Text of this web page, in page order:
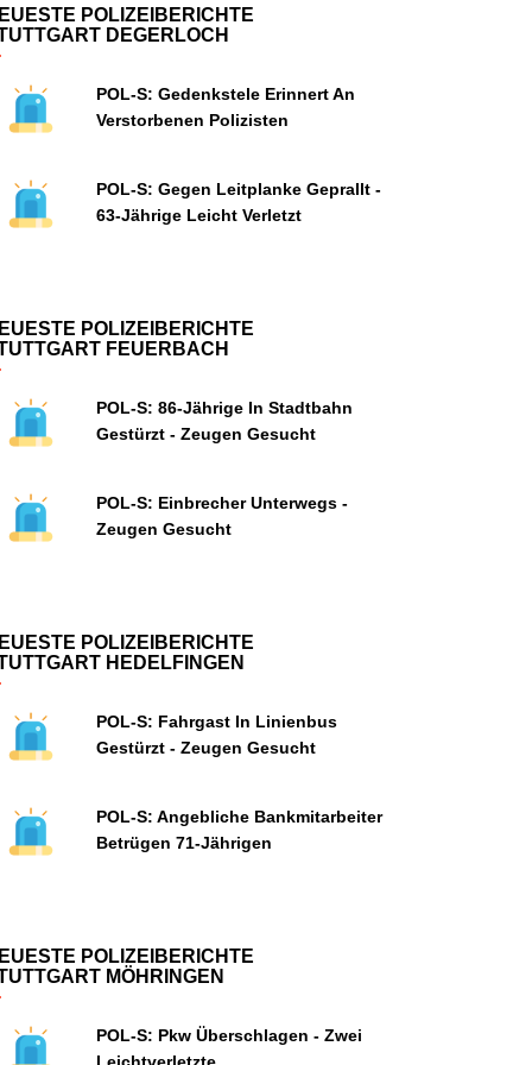
POLIZEIBERICHTE
DEGERLOCH
POL-S: Gedenkstele Erinnert An
Verstorbenen Polizisten
POL-S: Gegen Leitplanke Geprallt -
63-Jährige Leicht Verletzt
POLIZEIBERICHTE
FEUERBACH
POL-S: 86-Jährige In Stadtbahn
Gestürzt - Zeugen Gesucht
POL-S: Einbrecher Unterwegs -
Zeugen Gesucht
POLIZEIBERICHTE
HEDELFINGEN
POL-S: Fahrgast In Linienbus
Gestürzt - Zeugen Gesucht
POL-S: Angebliche Bankmitarbeiter
Betrügen 71-Jährigen
POLIZEIBERICHTE
MÖHRINGEN
POL-S: Pkw Überschlagen - Zwei